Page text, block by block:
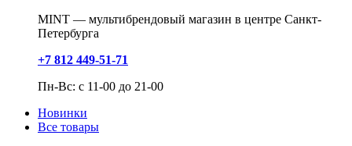
MINT — мультибрендовый магазин в центре Санкт-
Петербурга
+7 812 449-51-71
Пн-Вс: с 11-00 до 21-00
Новинки
Все товары